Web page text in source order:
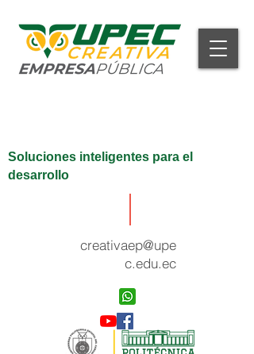
Soluciones inteligentes para el
desarrollo
creativaep@upe
c.edu.ec